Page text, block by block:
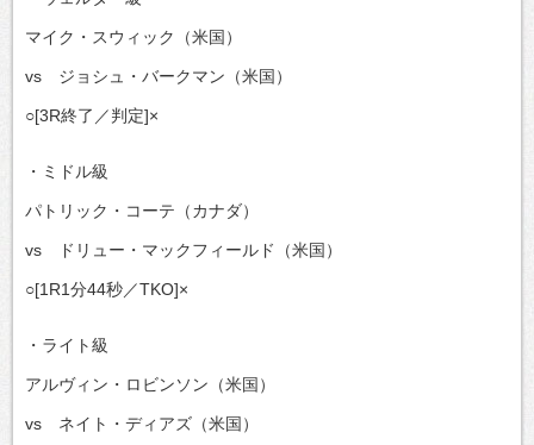
マイク・スウィック（米国）
vs ジョシュ・バークマン（米国）
○[3R終了／判定]×
・ミドル級
パトリック・コーテ（カナダ）
vs ドリュー・マックフィールド（米国）
○[1R1分44秒／TKO]×
・ライト級
アルヴィン・ロビンソン（米国）
vs ネイト・ディアズ（米国）